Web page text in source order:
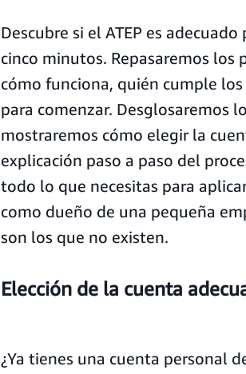
Descubre si el ATEP es
cinco minutos. Repasaremos los
cómo funciona, quién cumple
para comenzar. Desglosaremos
mostraremos cómo elegir la
explicación paso a paso del
todo lo que necesitas para
como dueño de una pequeña
son los que no existen.
Elección de la cuenta
¿Ya tienes una cuenta personal